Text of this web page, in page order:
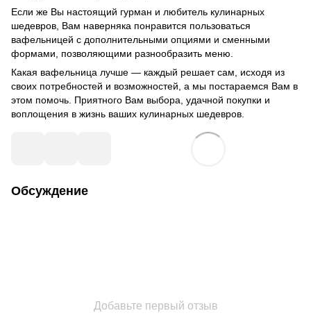
Если же Вы настоящий гурман и любитель кулинарных
шедевров, Вам наверняка понравится пользоваться
вафельницей с дополнительными опциями и сменными
формами, позволяющими разнообразить меню.
Какая вафельница лучше — каждый решает сам, исходя из
своих потребностей и возможностей, а мы постараемся Вам в
этом помочь. Приятного Вам выбора, удачной покупки и
воплощения в жизнь ваших кулинарных шедевров.
Обсуждение
Добавьте первый отзыв